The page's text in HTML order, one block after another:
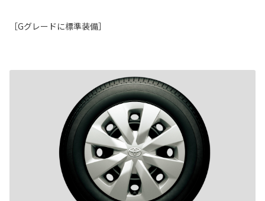
［Gグレードに標準装備］